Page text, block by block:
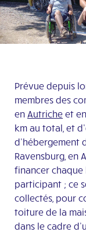
Prévue depuis
membres des
en Autriche et en
km au total, et
d’hébergement
Ravensburg, en
financer
participant ; ce
collectés, pour
toiture de la
dans le cadre